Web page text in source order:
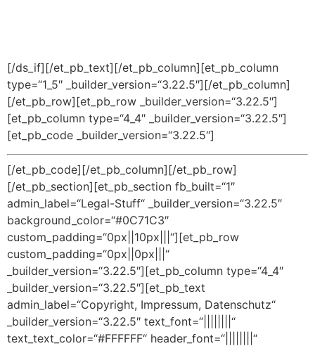
[/ds_if][/et_pb_text][/et_pb_column][et_pb_column
type=“1_5″ _builder_version=“3.22.5″][/et_pb_column]
[/et_pb_row][et_pb_row _builder_version=“3.22.5″]
[et_pb_column type=“4_4″ _builder_version=“3.22.5″]
[et_pb_code _builder_version=“3.22.5″]
[/et_pb_code][/et_pb_column][/et_pb_row]
[/et_pb_section][et_pb_section fb_built=“1″
admin_label=“Legal-Stuff“ _builder_version=“3.22.5″
background_color=“#0C71C3″
custom_padding=“0px||10px|||“][et_pb_row
custom_padding=“0px||0px|||“
_builder_version=“3.22.5″][et_pb_column type=“4_4″
_builder_version=“3.22.5″][et_pb_text
admin_label=“Copyright, Impressum, Datenschutz“
_builder_version=“3.22.5″ text_font=“||||||||“
text_text_color=“#FFFFFF“ header_font=“||||||||“